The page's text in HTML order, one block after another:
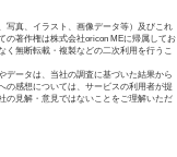
写真、イラスト、画像データ等）及びこれ
の著作権は株式会社oricon MEに帰属してお
く無断転載・複製などの二次利用を行うこ
データは、当社の調査に基づいた結果から
の感想については、サービスの利用者が提
の見解・意見ではないことをご理解いただ